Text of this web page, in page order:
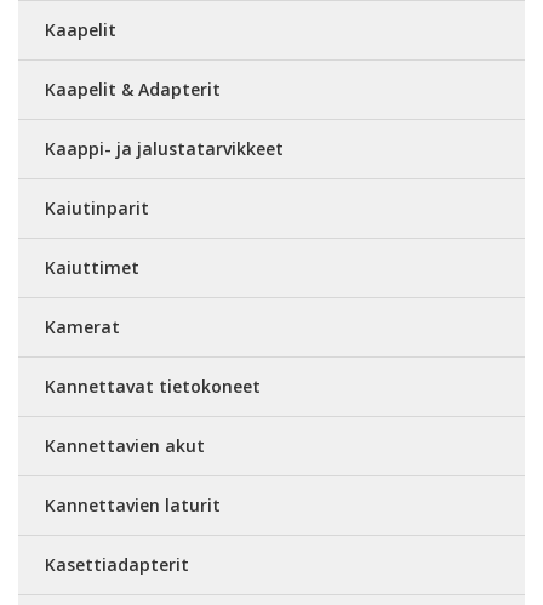
Kaapelit
Kaapelit & Adapterit
Kaappi- ja jalustatarvikkeet
Kaiutinparit
Kaiuttimet
Kamerat
Kannettavat tietokoneet
Kannettavien akut
Kannettavien laturit
Kasettiadapterit